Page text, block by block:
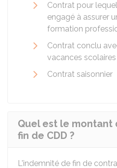
Contrat pour
engagé à assurer
formation
Contrat conclu
vacances
Contrat saisonnier
Quel est le
fin de CDD ?
L'indemnité de fin de